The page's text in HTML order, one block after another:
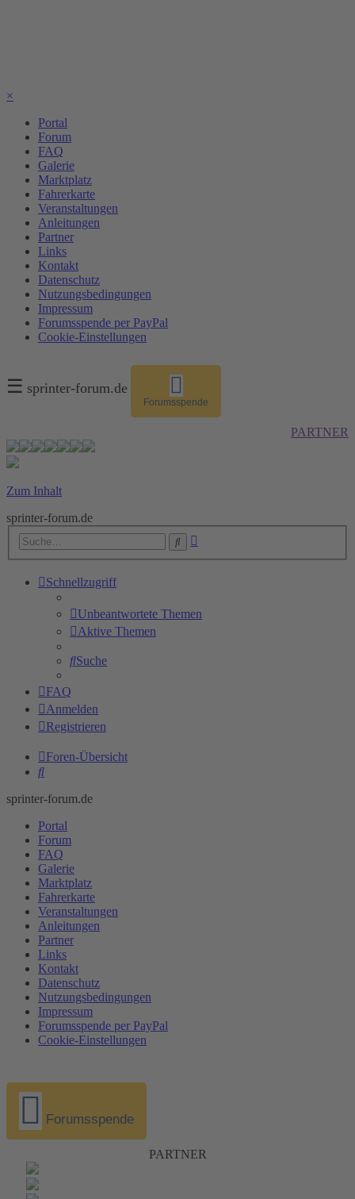
×
Portal
Forum
FAQ
Galerie
Marktplatz
Fahrerkarte
Veranstaltungen
Anleitungen
Partner
Links
Kontakt
Datenschutz
Nutzungsbedingungen
Impressum
Forumsspende per PayPal
Cookie-Einstellungen
☰ sprinter-forum.de
Forumsspende
PARTNER
Zum Inhalt
sprinter-forum.de
Suche
Schnellzugriff
Unbeantwortete Themen
Aktive Themen
Suche
FAQ
Anmelden
Registrieren
Foren-Übersicht
Suche
sprinter-forum.de
Portal
Forum
FAQ
Galerie
Marktplatz
Fahrerkarte
Veranstaltungen
Anleitungen
Partner
Links
Kontakt
Datenschutz
Nutzungsbedingungen
Impressum
Forumsspende per PayPal
Cookie-Einstellungen
Forumsspende
PARTNER